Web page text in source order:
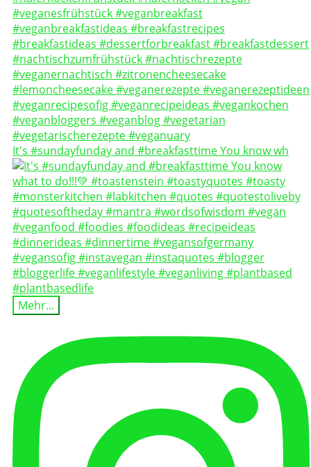
It's #sundayfunday and #breakfasttime You know wh
Mehr...